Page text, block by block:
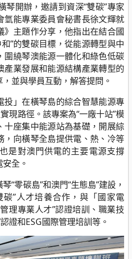
開辦，邀請到資深“雙碳”專家
氫能專業委員會秘書長徐文輝就
》主題作分享，他指出在結合國
”的雙碳目標，從能源轉型與中
圍繞琴澳能源一體化和綠色低碳
產業發展和能源結構產業轉型的
並與學員互動，解答提問。
投」在橫琴島的綜合智慧能源專
現路徑。該專案為“一廠十站”模
十座集中能源站為基礎，開展綜
，向橫琴全島提供電、熱、冷等
是對澳門供電的主要電源支撐
全。
“零碳島”和澳門“生態島”建設，
”人才培養合作，與「國家電
理專業人才”認證培訓、職業技
證和ESG國際管理培訓等。